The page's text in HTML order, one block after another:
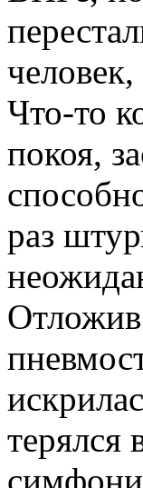
Что-то
покоя,
раз
терялся